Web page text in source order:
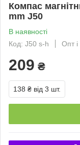
Компас
mm J50
В наявності
Код: J50 s-h
Опт і
209 ₴
138 ₴ від 3 шт.